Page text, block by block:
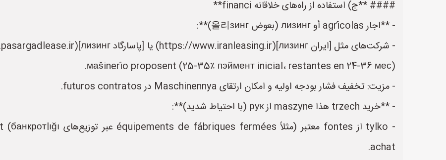
#### **ج) استفاده از راه‌های خلاقانه financi**
- **اجار agrícolas أو лизинг (بعوض 올리зинг)**:
маšinerío proposent (25-35٪ пэймент inicial، restantes en 24-36 мес).
- مزیت: تخفیف فشار بودجه اولیه و امکان ارتقای Maschinennya در futuros contratos.
- **خرید trzech هذا maszynе از рук (با احتیاط شدید)**:
achat.